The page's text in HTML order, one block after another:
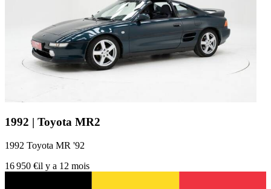
1992 | Toyota MR2
1992 Toyota MR '92
16 950 €il y a 12 mois